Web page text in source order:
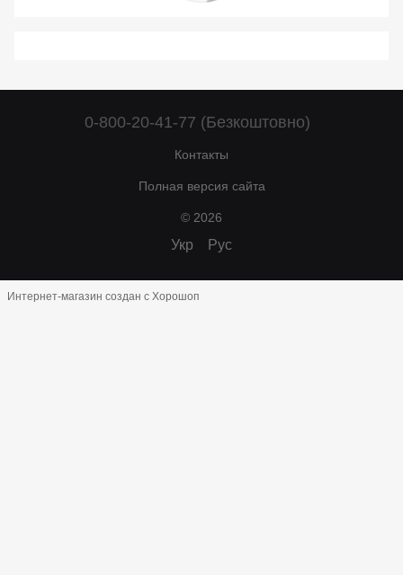
0-800-20-41-77 (Безкоштовно)
Контакты
Полная версия сайта
© 2026
Укр Рус
Интернет-магазин создан с Хорошоп